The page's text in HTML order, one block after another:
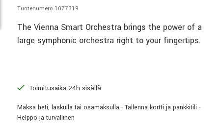
Tuotenumero 1077319
The Vienna Smart Orchestra brings the power of a
large symphonic orchestra right to your fingertips.
Toimitusaika 24h sisällä
Maksa heti, laskulla tai osamaksulla - Tallenna kortti ja pankkitili -
Helppo ja turvallinen